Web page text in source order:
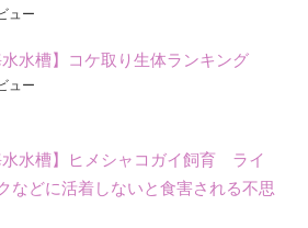
ュー
水水槽】コケ取り生体ランキング
ュー
水水槽】ヒメシャコガイ飼育 ライ
などに活着しないと食害される不思